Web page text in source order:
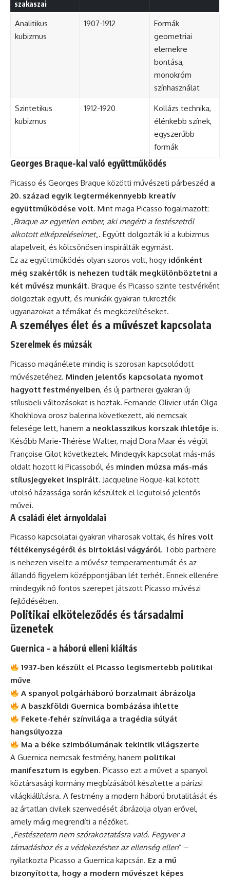
szakaszai
Analitikus
kubizmus
1907-1912
Formák
geometriai
elemekre
bontása,
monokróm
színhasználat
Szintetikus
kubizmus
1912-1920
Kollázs technika,
élénkebb színek,
egyszerűbb
formák
Georges Braque-kal való együttműködés
Picasso és Georges Braque közötti művészeti párbeszéd a
20. század egyik legtermékennyebb kreatív
együttműködése volt. Mint maga Picasso fogalmazott:
Braque az egyetlen ember, aki megérti a festészetről
alkotott elképzeléseimet„. Együtt dolgozták ki a kubizmus
alapelveit, és kölcsönösen inspirálták egymást.
Ez az együttműködés olyan szoros volt, hogy időnként
még szakértők is nehezen tudták megkülönböztetni a
két művész munkáit. Braque és Picasso szinte testvérként
dolgoztak együtt, és munkáik gyakran tükrözték
ugyanazokat a témákat és megközelítéseket.
A személyes élet és a művészet kapcsolata
Szerelmek és múzsák
Picasso magánélete mindig is szorosan kapcsolódott
művészetéhez. Minden jelentős kapcsolata nyomot
hagyott festményeiben, és új partnerei gyakran új
stílusbeli változásokat is hoztak. Fernande Olivier után Olga
Khokhlova orosz balerina következett, aki nemcsak
felesége lett, hanem a neoklasszikus korszak ihletője is.
Később Marie-Thérèse Walter, majd Dora Maar és végül
Françoise Gilot következtek. Mindegyik kapcsolat más-más
oldalt hozott ki Picassoból, és minden múzsa más-más
stílusjegyeket inspirált. Jacqueline Roque-kal kötött
utolsó házassága során készültek el legutolsó jelentős
művei.
A családi élet árnyoldalai
Picasso kapcsolatai gyakran viharosak voltak, és híres volt
féltékenységéről és birtoklási vágyáról. Több partnere
is nehezen viselte a művész temperamentumát és az
állandó figyelem középpontjában lét terhét. Ennek ellenére
mindegyik nő fontos szerepet játszott Picasso művészi
fejlődésében.
Politikai elköteleződés és társadalmi
üzenetek
Guernica – a háború elleni kiáltás
1937-ben készült el Picasso legismertebb politikai
műve
A spanyol polgárháború borzalmait ábrázolja
A baszkföldi Guernica bombázása ihlette
Fekete-fehér színvilága a tragédia súlyát
hangsúlyozza
Ma a béke szimbólumának tekintik világszerte
A Guernica nemcsak festmény, hanem politikai
manifesztum is egyben. Picasso ezt a művet a spanyol
köztársasági kormány megbízásából készítette a párizsi
világkiállításra. A festmény a modern háború brutalitását és
az ártatlan civilek szenvedését ábrázolja olyan erővel,
amely máig megrendíti a nézőket.
„Festészetem nem szórakoztatásra való. Fegyver a
támadáshoz és a védekezéshez az ellenség ellen” –
nyilatkozta Picasso a Guernica kapcsán. Ez a mű
bizonyította, hogy a modern művészet képes